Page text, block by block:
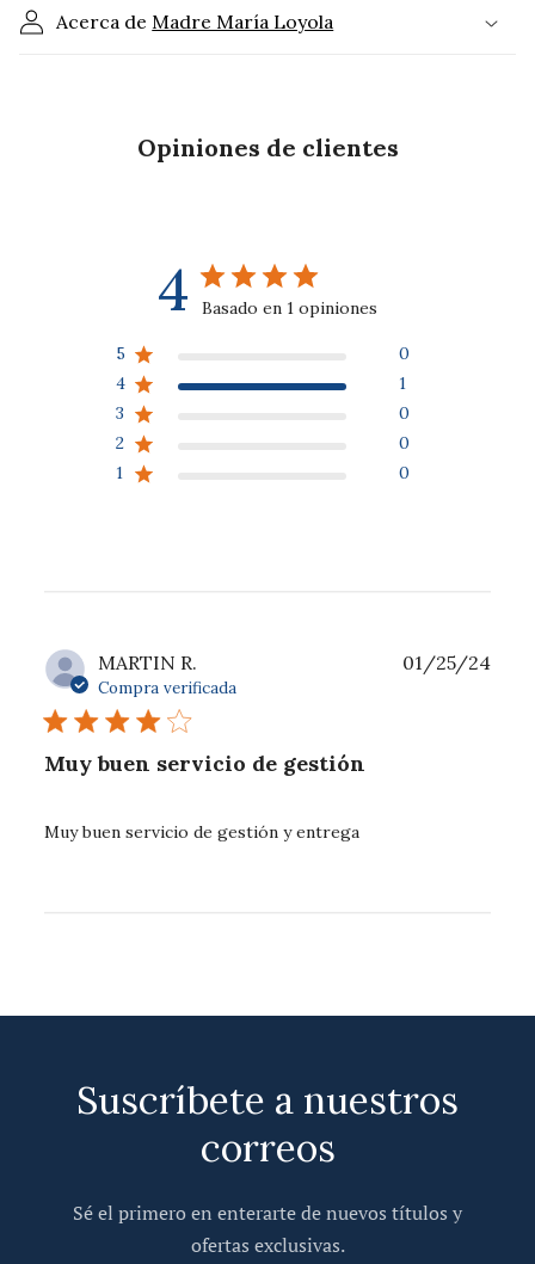
p
Acerca deMadre María Loyola
Opiniones de clientes
4 Basado en 1 opiniones
5
0
4
1
3
0
2
0
1
0
MARTIN R.
Compra verificada
Muy buen servicio de gestión
Muy buen servicio de gestión y entrega
01/25/24
Suscríbete a nuestros
correos
Sé el primero en enterarte de nuevos títulos y
ofertas exclusivas.